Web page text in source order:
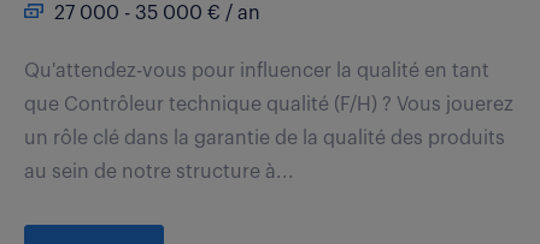
27 000 - 35 000 € / an
Qu'attendez-vous pour influencer la qualité en tant
que Contrôleur technique qualité (F/H) ? Vous jouerez
un rôle clé dans la garantie de la qualité des produits
au sein de notre structure à...